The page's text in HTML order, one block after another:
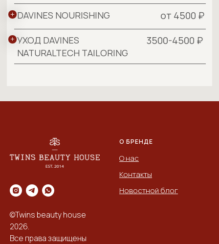
©Twins beauty house
2026.
Все права защищены
О БРЕНДЕ
О нас
Контакты
Новостной блог